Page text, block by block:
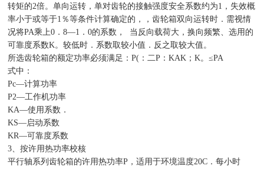
转矩的2倍。单向运转，单对齿轮的接触强度安全系数约为1，失效概
率小于或等于1％等条件计算确定的，，齿轮箱双向运转时．需视情
况将PA乘上0．8—1．0的系数， 当反向载荷大，换向频繁、选用的
可靠度系数K。较低时．系数取较小值．反之取较大值。
所选齿轮箱的额定功率必须满足：P(：二P：KAK；K。≤PA
式中：
Pc—计算功率
P2—工作机功率
KA—使用系数．
KS—启动系数
KR—可靠度系数
3、按许用热功率校核
平行轴系列齿轮箱的许用热功率P，适用于环境温度20C．每小时